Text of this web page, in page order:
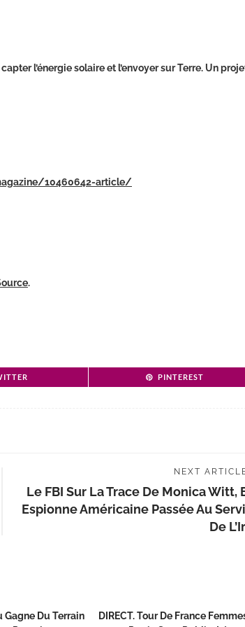
l’énergie solaire et l’envoyer sur Terre. Un
10460642-article/
.
PINTEREST
NEXT
Le FBI Sur La Trace De Monica Witt,
Espionne Américaine Passée Au
De
Gagne Du Terrain
DIRECT. Tour De France